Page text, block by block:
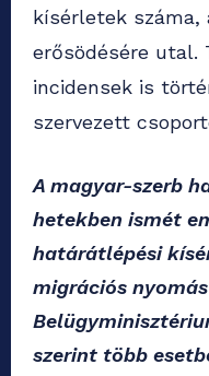
kísérletek száma,
erősödésére utal.
incidensek is
szervezett
A magyar-szerb
hetekben ismét
határátlépési
migrációs
szerint több